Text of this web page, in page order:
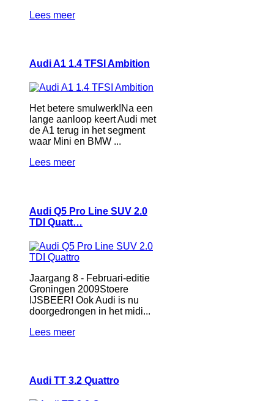
Lees meer
Audi A1 1.4 TFSI Ambition
Het betere smulwerk!Na een
lange aanloop keert Audi met
de A1 terug in het segment
waar Mini en BMW ...
Lees meer
Audi Q5 Pro Line SUV 2.0
TDI Quatt…
Jaargang 8 - Februari-editie
Groningen 2009Stoere
IJSBEER! Ook Audi is nu
doorgedrongen in het midi...
Lees meer
Audi TT 3.2 Quattro